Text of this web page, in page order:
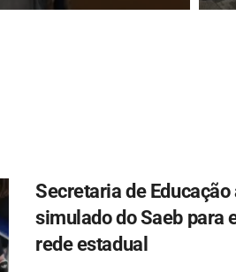
Secretaria de
simulado do Saeb para
rede estadual